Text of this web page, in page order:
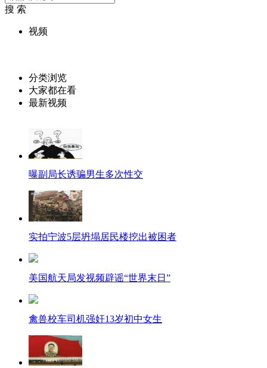
搜 索
视频
分类浏览
大家都在看
最新视频
曝副局长诱骗男生多次性交
实拍宁波5层坍塌居民楼挖出被困者
美国航天局发视频辟谣“世界末日”
禽兽校车司机强奸13岁初中女生